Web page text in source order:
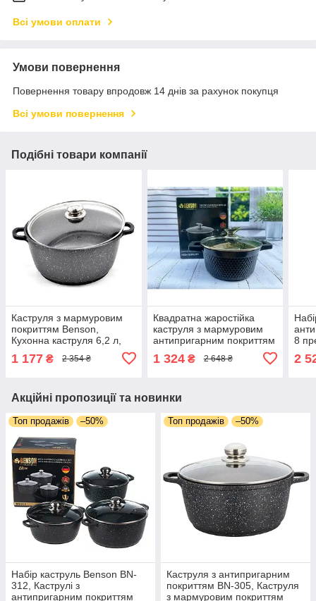
Всі умови оплати
Умови повернення
Повернення товару впродовж 14 днів за рахунок покупця
Всі умови повернення
Подібні товари компанії
Каструля з мармуровим
покриттям Benson,
Кухонна каструля 6,2 л,
Каструля з антипригарним
покриттям BN-309
1 177 ₴ 2 354 ₴
Квадратна жаростійка
каструля з мармуровим
антипригарним покриттям
для вух на багатті
1 324₴ 2 648 ₴
8
для
2
Акційні пропозиції та новинки
Топ продажів –50%
Набір каструль Benson BN-
312, Каструлі з
антипригарним покриттям
Топ продажів –50%
Каструля з антипригарним
покриттям BN-305, Каструля
з мармуровим покриттям